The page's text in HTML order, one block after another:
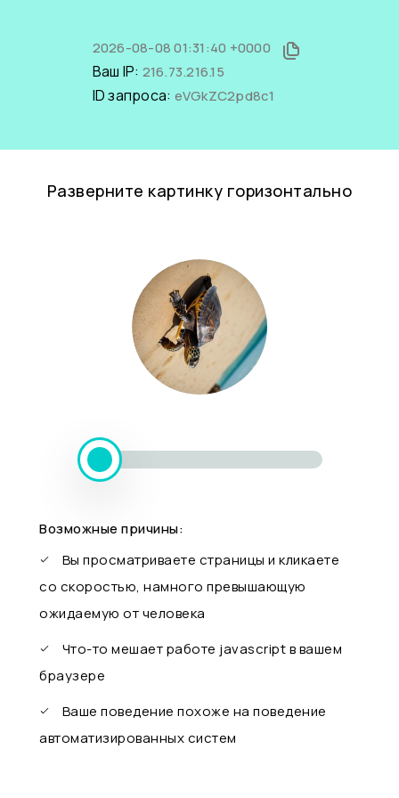
2026-08-08 01:31:40 +0000
Ваш IP: 216.73.216.15
ID запроса: eVGkZC2pd8c1
Разверните картинку горизонтально
Возможные причины:
Вы просматриваете страницы и кликаете
со скоростью, намного превышающую
ожидаемую от человека
Что-то мешает работе javascript в вашем
браузере
Ваше поведение похоже на поведение
автоматизированных систем